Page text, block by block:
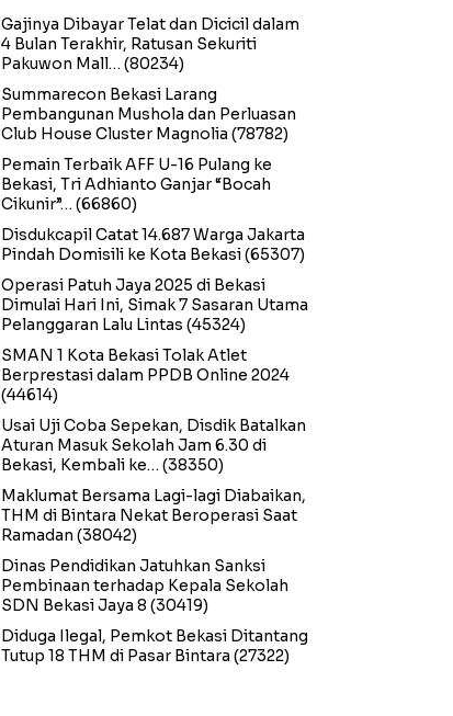
Gajinya Dibayar Telat dan Dicicil dalam
4 Bulan Terakhir, Ratusan Sekuriti
Pakuwon Mall… (80234)
Summarecon Bekasi Larang
Pembangunan Mushola dan Perluasan
Club House Cluster Magnolia (78782)
Pemain Terbaik AFF U-16 Pulang ke
Bekasi, Tri Adhianto Ganjar “Bocah
Cikunir”… (66860)
Disdukcapil Catat 14.687 Warga Jakarta
Pindah Domisili ke Kota Bekasi(65307)
Operasi Patuh Jaya 2025 di Bekasi
Dimulai Hari Ini, Simak 7 Sasaran Utama
Pelanggaran Lalu Lintas (45324)
SMAN 1 Kota Bekasi Tolak Atlet
Berprestasi dalam PPDB Online 2024
(44614)
Usai Uji Coba Sepekan, Disdik Batalkan
Aturan Masuk Sekolah Jam 6.30 di
Bekasi, Kembali ke… (38350)
Maklumat Bersama Lagi-lagi Diabaikan,
THM di Bintara Nekat Beroperasi Saat
Ramadan (38042)
Dinas Pendidikan Jatuhkan Sanksi
Pembinaan terhadap Kepala Sekolah
SDN Bekasi Jaya 8 (30419)
Diduga Ilegal, Pemkot Bekasi Ditantang
Tutup 18 THM di Pasar Bintara (27322)